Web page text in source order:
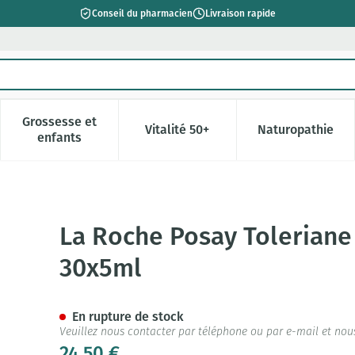
Conseil du pharmacien Livraison rapide
Beauté, soins et hygiène
menu pour la catégorie Régime, alimentation &
Grossesse et
enfantsAfficher le sous-menu pour la catégorie Grossesse
Vitalité 50+Afficher le sous-menu pour la
Naturopathie
Afficher le
Demaq Monodoses 30x5ml
La Roche Posay
30x5ml
En rupture de stock
Veuillez nous contacter par téléphone ou par e-mail et